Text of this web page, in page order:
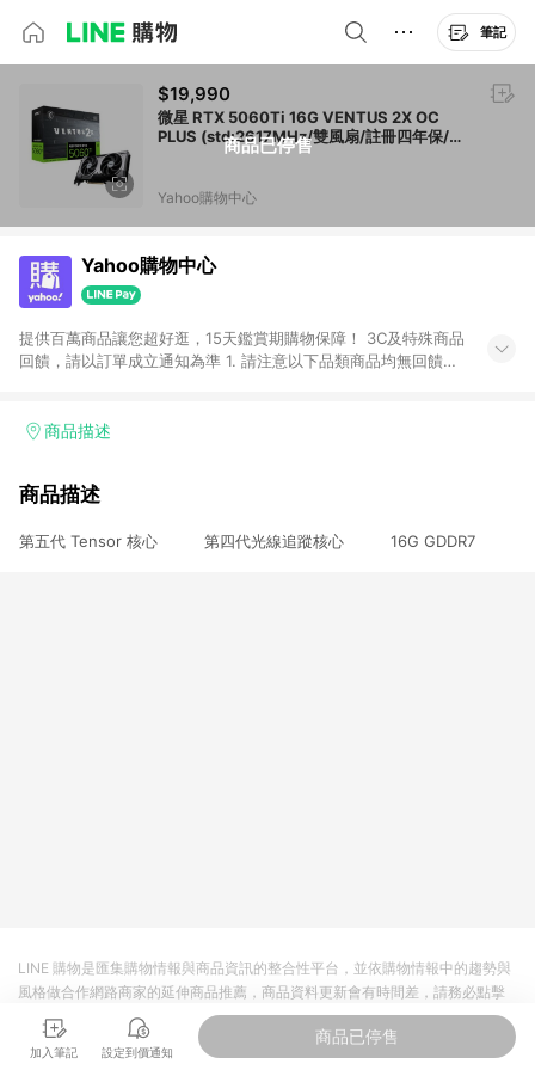
筆記
商品已停售
$19,990
微星 RTX 5060Ti 16G VENTUS 2X OC
PLUS (std:2617MHz/雙風扇/註冊四年保/長
Yahoo購物中心
Yahoo購物中心
提供百萬商品讓您超好逛，15天鑑賞期購物保障！ 3C及特殊商品
回饋，請以訂單成立通知為準 1. 請注意以下品類商品均無回饋：
電玩/遊戲/相機/單眼/鏡頭/拍立得 [2024/6/1起適用] -內接硬
的購回饋活動享Yahoo超贈點回饋者 - 購物中心商店之商品：商
3. 訂單回饋金額將扣除運費/購物金/超贈點/福利金/紅利折抵/折
商品描述
商品描述
第五代 Tensor 核心 第四代光線追蹤核心 16G GDDR7
加入筆記 設定到價通知
商品已停售
LINE 購物是匯集購物情報與商品資訊的整合性平台，並依購物情報中的趨勢與
風格做合作網路商家的延伸商品推薦，商品資料更新會有時間差，請務必點擊
商品至各合作網路商家，確認現售價與購物條件，一切資訊以合作廠商網頁為
準。